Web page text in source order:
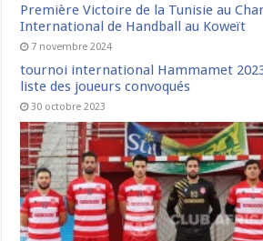
Première Victoire de la Tunisie au
International de Handball au Koweït
7 novembre 2024
tournoi international Hammamet
liste des joueurs convoqués
30 octobre 2023